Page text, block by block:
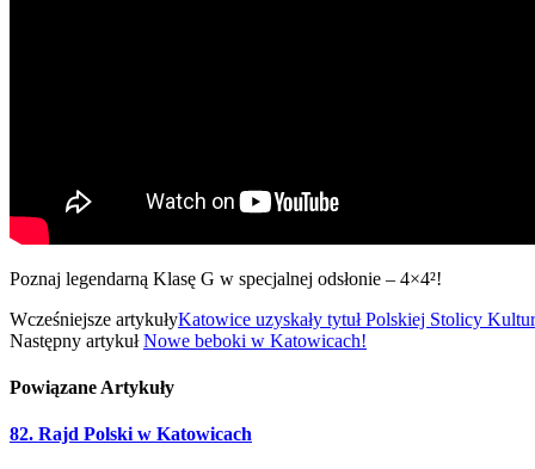
Poznaj legendarną Klasę G w specjalnej odsłonie – 4×4²!
Wcześniejsze artykułyKatowice uzyskały tytuł Polskiej Stolicy
Następny artykułNowe beboki w Katowicach!
Powiązane Artykuły
82. Rajd Polski w Katowicach